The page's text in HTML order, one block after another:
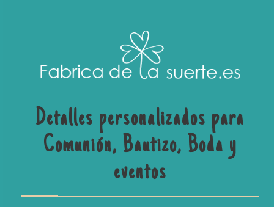
Detalles personalizados para
Comunión, Bautizo, Boda y
eventos